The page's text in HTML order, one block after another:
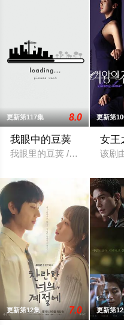
更新第117集 8.0
我眼中的豆荚
我眼里的豆荚 / 情人眼里出
更新第
女王
该剧
更新第12集 7.0 更新第